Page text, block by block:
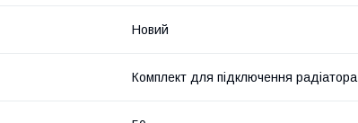
Новий
Комплект для підключення радіатора